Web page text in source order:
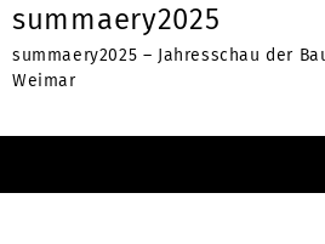
summaery2025
summaery2025 – Jahresschau der
Weimar